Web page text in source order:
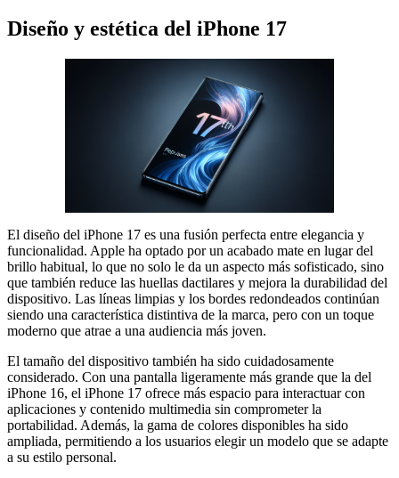
Diseño y estética del iPhone 17
El diseño del iPhone 17 es una fusión perfecta entre elegancia y
funcionalidad. Apple ha optado por un acabado mate en lugar del
brillo habitual, lo que no solo le da un aspecto más sofisticado, sino
que también reduce las huellas dactilares y mejora la durabilidad del
dispositivo. Las líneas limpias y los bordes redondeados continúan
siendo una característica distintiva de la marca, pero con un toque
moderno que atrae a una audiencia más joven.
El tamaño del dispositivo también ha sido cuidadosamente
considerado. Con una pantalla ligeramente más grande que la del
iPhone 16, el iPhone 17 ofrece más espacio para interactuar con
aplicaciones y contenido multimedia sin comprometer la
portabilidad. Además, la gama de colores disponibles ha sido
ampliada, permitiendo a los usuarios elegir un modelo que se adapte
a su estilo personal.